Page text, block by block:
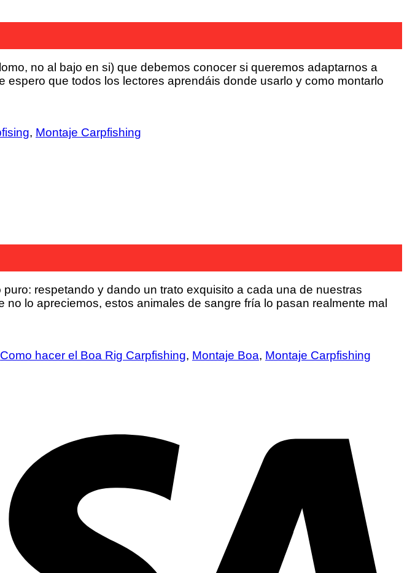
no al bajo en si) que debemos conocer si queremos adaptarnos a
que todos los lectores aprendáis donde usarlo y como montarlo
, Montaje Carpfishing
respetando y dando un trato exquisito a cada una de nuestras
lo apreciemos, estos animales de sangre fría lo pasan realmente mal
Como hacer el Boa Rig Carpfishing, Montaje Boa, Montaje Carpfishing